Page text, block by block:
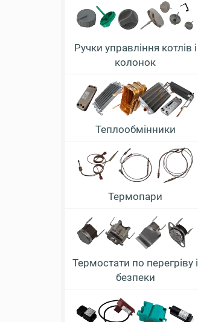
Ручки управління котлів і
колонок
Теплообмінники
Термопари
Термостати по перегріву і
безпеки